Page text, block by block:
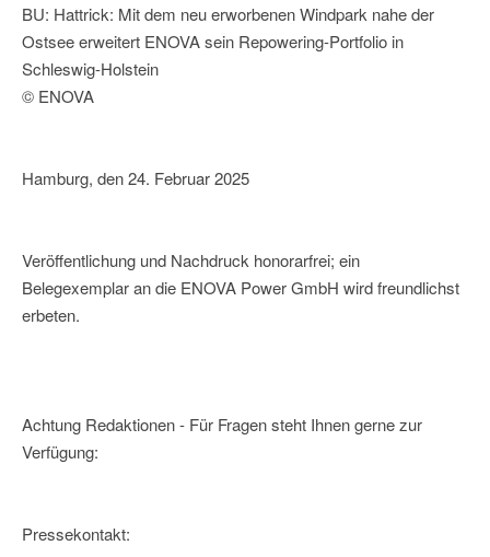
BU: Hattrick: Mit dem neu erworbenen Windpark nahe der
Ostsee erweitert ENOVA sein Repowering-Portfolio in
Schleswig-Holstein
© ENOVA
Hamburg, den 24. Februar 2025
Veröffentlichung und Nachdruck honorarfrei; ein
Belegexemplar an die ENOVA Power GmbH wird freundlichst
erbeten.
Achtung Redaktionen - Für Fragen steht Ihnen gerne zur
Verfügung:
Pressekontakt: